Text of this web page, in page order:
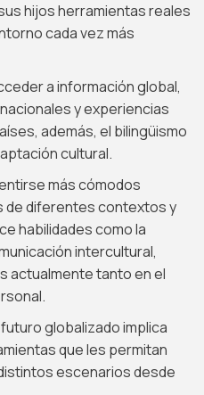
hijos herramientas reales
cada vez más
a información global,
y experiencias
además, el bilingüismo
cultural.
más cómodos
de diferentes contextos y
habilidades como la
intercultural,
actualmente tanto en el
globalizado implica
que les permitan
escenarios desde